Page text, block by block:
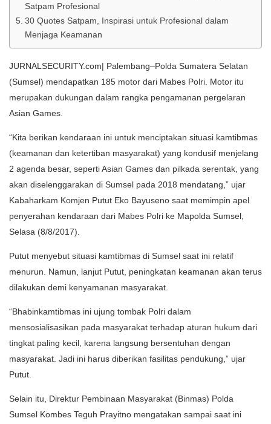
Satpam Profesional
30 Quotes Satpam, Inspirasi untuk Profesional dalam
Menjaga Keamanan
JURNALSECURITY.com| Palembang–Polda Sumatera Selatan
(Sumsel) mendapatkan 185 motor dari Mabes Polri. Motor itu
merupakan dukungan dalam rangka pengamanan pergelaran
Asian Games.
“Kita berikan kendaraan ini untuk menciptakan situasi kamtibmas
(keamanan dan ketertiban masyarakat) yang kondusif menjelang
2 agenda besar, seperti Asian Games dan pilkada serentak, yang
akan diselenggarakan di Sumsel pada 2018 mendatang,” ujar
Kabaharkam Komjen Putut Eko Bayuseno saat memimpin apel
penyerahan kendaraan dari Mabes Polri ke Mapolda Sumsel,
Selasa (8/8/2017).
Putut menyebut situasi kamtibmas di Sumsel saat ini relatif
menurun. Namun, lanjut Putut, peningkatan keamanan akan terus
dilakukan demi kenyamanan masyarakat.
“Bhabinkamtibmas ini ujung tombak Polri dalam
mensosialisasikan pada masyarakat terhadap aturan hukum dari
tingkat paling kecil, karena langsung bersentuhan dengan
masyarakat. Jadi ini harus diberikan fasilitas pendukung,” ujar
Putut.
Selain itu, Direktur Pembinaan Masyarakat (Binmas) Polda
Sumsel Kombes Teguh Prayitno mengatakan sampai saat ini